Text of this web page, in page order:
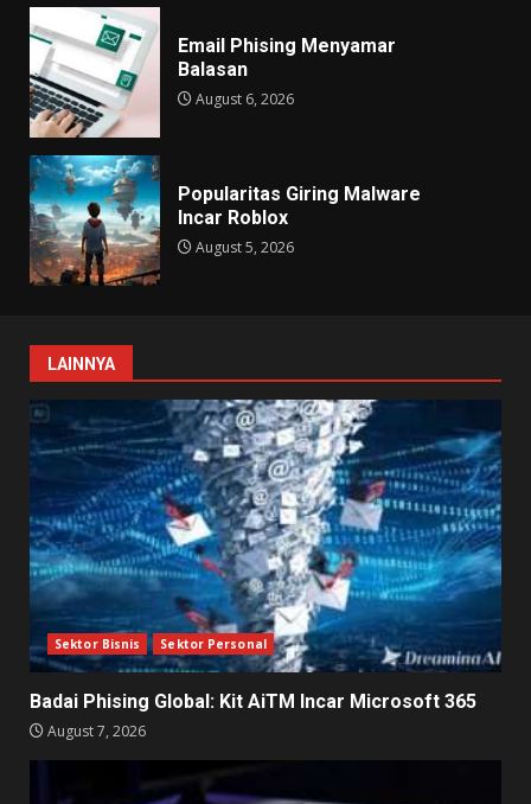
Email Phising Menyamar
Balasan
August 6, 2026
Popularitas Giring Malware
Incar Roblox
August 5, 2026
LAINNYA
Sektor Bisnis Sektor Personal
Badai Phising Global: Kit AiTM Incar Microsoft 365
August 7, 2026